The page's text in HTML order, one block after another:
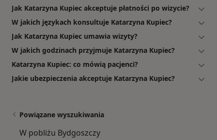
Jak Katarzyna Kupiec akceptuje płatności po wizycie?
W jakich językach konsultuje Katarzyna Kupiec?
Jak Katarzyna Kupiec umawia wizyty?
W jakich godzinach przyjmuje Katarzyna Kupiec?
Katarzyna Kupiec: co mówią pacjenci?
Jakie ubezpieczenia akceptuje Katarzyna Kupiec?
Powiązane wyszukiwania
W pobliżu Bydgoszczy